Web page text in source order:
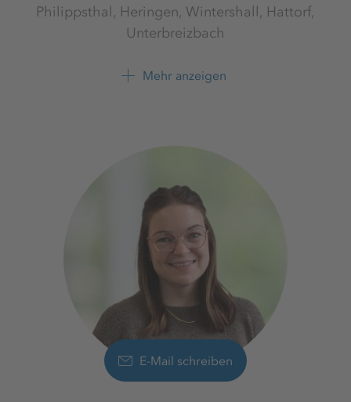
Philippsthal, Heringen, Wintershall, Hattorf,
Unterbreizbach
K+S Minerals and Agriculture
Mehr anzeigen
E-Mail schreiben